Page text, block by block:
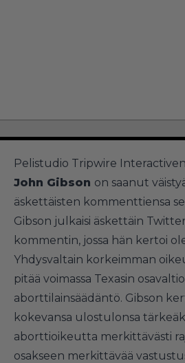
Pelistudio Tripwire
John Gibson on saanut
äskettäisten kommenttiensa
Gibson julkaisi äskettäin
kommentin, jossa hän kertoi
Yhdysvaltain korkeimman
pitää voimassa Texasin
aborttilainsäädäntö. Gibson
kokevansa ulostulonsa
aborttioikeutta merkittävästi
osakseen merkittävää